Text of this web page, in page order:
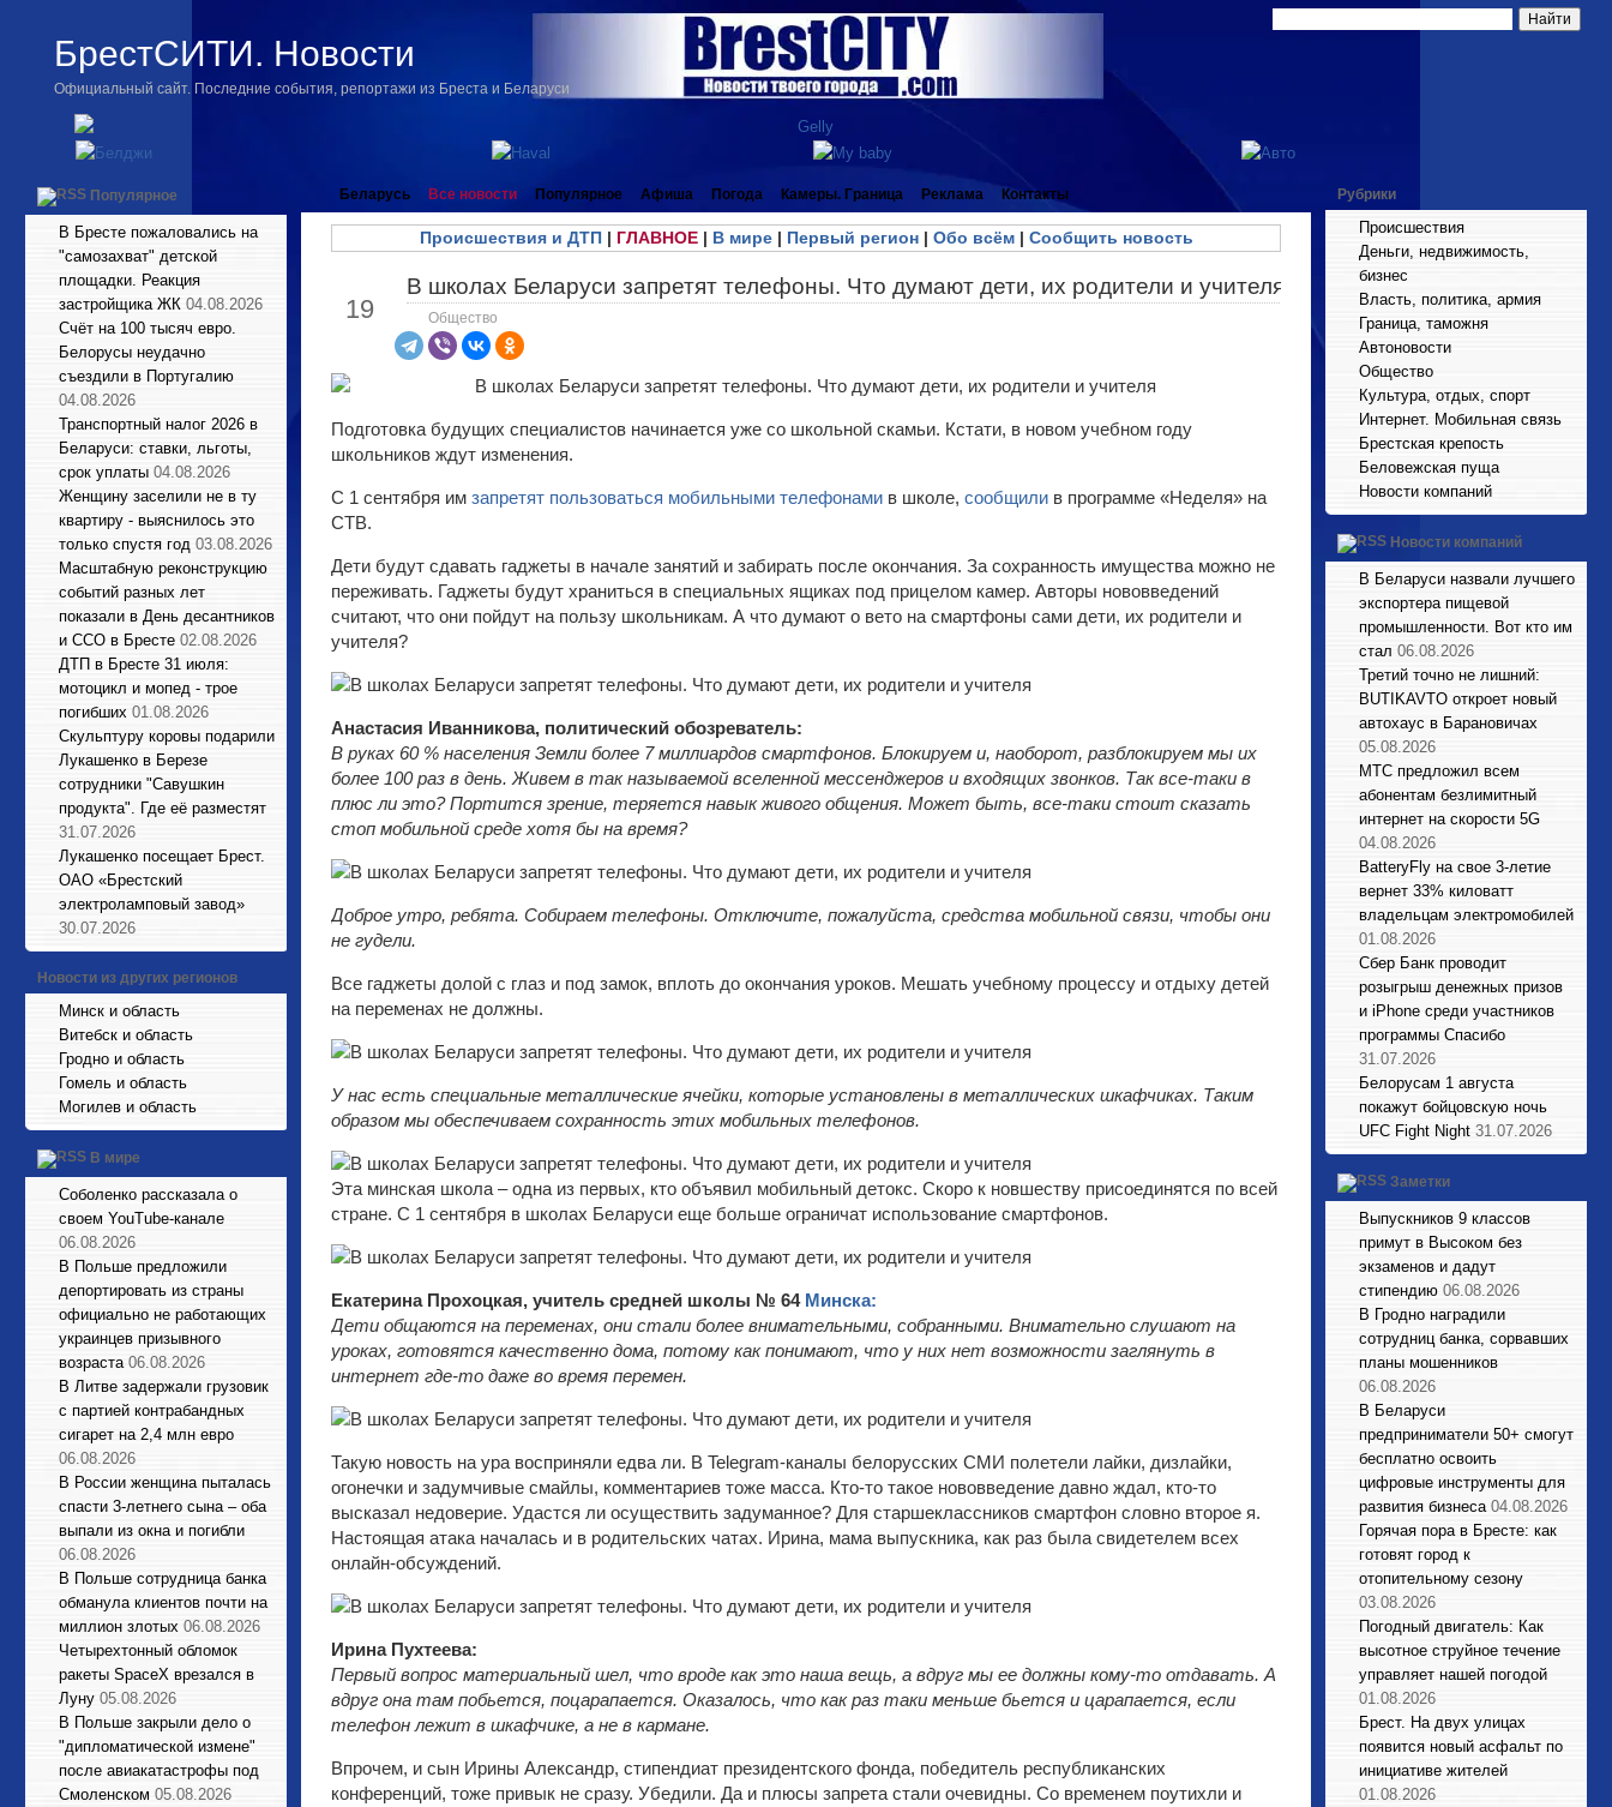
БрестСИТИ. Новости
Официальный сайт. Последние события, репортажи из Бреста и Беларуси
Популярное
В Бресте пожаловались на
"самозахват" детской
площадки. Реакция
застройщика ЖК 04.08.2026
Счёт на 100 тысяч евро.
Белорусы неудачно
съездили в Португалию
04.08.2026
Транспортный налог 2026 в
Беларуси: ставки, льготы,
срок уплаты 04.08.2026
Женщину заселили не в ту
квартиру - выяснилось это
только спустя год 03.08.2026
Масштабную реконструкцию
событий разных лет
показали в День десантников
и ССО в Бресте 02.08.2026
ДТП в Бресте 31 июля:
мотоцикл и мопед - трое
погибших 01.08.2026
Cкульптуру коровы подарили
Лукашенко в Березе
сотрудники "Савушкин
продукта". Где её разместят
31.07.2026
Лукашенко посещает Брест.
ОАО «Брестский
электроламповый завод»
30.07.2026
Новости из других регионов
Минск и область
Витебск и область
Гродно и область
Гомель и область
Могилев и область
В мире
Соболенко рассказала о
своем YouTube-канале
06.08.2026
В Польше предложили
депортировать из страны
официально не работающих
украинцев призывного
возраста 06.08.2026
В Литве задержали грузовик
с партией контрабандных
сигарет на 2,4 млн евро
06.08.2026
В России женщина пыталась
спасти 3-летнего сына – оба
выпали из окна и погибли
06.08.2026
В Польше сотрудница банка
обманула клиентов почти на
миллион злотых 06.08.2026
Четырехтонный обломок
ракеты SpaceX врезался в
Луну 05.08.2026
В Польше закрыли дело о
"дипломатической измене"
после авиакатастрофы под
Смоленском 05.08.2026
Беларусь Все новости Популярное Афиша Погода Камеры. Граница Реклама Контакты
Происшествия и ДТП| ГЛАВНОЕ| В мире| Первый регион| Обо всём| Сообщить новость
19
В школах Беларуси запретят телефоны. Что думают дети, их родители и учителя
Общество
Подготовка будущих специалистов начинается уже со школьной скамьи. Кстати, в новом учебном году
школьников ждут изменения.
С 1 сентября им запретят пользоваться мобильными телефонами в школе, сообщили в программе «Неделя» на
СТВ.
Дети будут сдавать гаджеты в начале занятий и забирать после окончания. За сохранность имущества можно не
переживать. Гаджеты будут храниться в специальных ящиках под прицелом камер. Авторы нововведений
считают, что они пойдут на пользу школьникам. А что думают о вето на смартфоны сами дети, их родители и
учителя?
Анастасия Иванникова, политический обозреватель:
В руках 60 % населения Земли более 7 миллиардов смартфонов. Блокируем и, наоборот, разблокируем мы их
более 100 раз в день. Живем в так называемой вселенной мессенджеров и входящих звонков. Так все-таки в
плюс ли это? Портится зрение, теряется навык живого общения. Может быть, все-таки стоит сказать
стоп мобильной среде хотя бы на время?
Доброе утро, ребята. Собираем телефоны. Отключите, пожалуйста, средства мобильной связи, чтобы они
не гудели.
Все гаджеты долой с глаз и под замок, вплоть до окончания уроков. Мешать учебному процессу и отдыху детей
на переменах не должны.
У нас есть специальные металлические ячейки, которые установлены в металлических шкафчиках. Таким
образом мы обеспечиваем сохранность этих мобильных телефонов.
Эта минская школа – одна из первых, кто объявил мобильный детокс. Скоро к новшеству присоединятся по всей
стране. С 1 сентября в школах Беларуси еще больше ограничат использование смартфонов.
Екатерина Прохоцкая, учитель средней школы № 64 Минска:
Дети общаются на переменах, они стали более внимательными, собранными. Внимательно слушают на
уроках, готовятся качественно дома, потому как понимают, что у них нет возможности заглянуть в
интернет где-то даже во время перемен.
Такую новость на ура восприняли едва ли. В Telegram-каналы белорусских СМИ полетели лайки, дизлайки,
огонечки и задумчивые смайлы, комментариев тоже масса. Кто-то такое нововведение давно ждал, кто-то
высказал недоверие. Удастся ли осуществить задуманное? Для старшеклассников смартфон словно второе я.
Настоящая атака началась и в родительских чатах. Ирина, мама выпускника, как раз была свидетелем всех
онлайн-обсуждений.
Ирина Пухтеева:
Первый вопрос материальный шел, что вроде как это наша вещь, а вдруг мы ее должны кому-то отдавать. А
вдруг она там побьется, поцарапается. Оказалось, что как раз таки меньше бьется и царапается, если
телефон лежит в шкафчике, а не в кармане.
Впрочем, и сын Ирины Александр, стипендиат президентского фонда, победитель республиканских
конференций, тоже привык не сразу. Убедили. Да и плюсы запрета стали очевидны. Со временем поутихли и
Рубрики
Происшествия
Деньги, недвижимость,
бизнес
Власть, политика, армия
Граница, таможня
Автоновости
Общество
Культура, отдых, спорт
Интернет. Мобильная связь
Брестская крепость
Беловежская пуща
Новости компаний
Новости компаний
В Беларуси назвали лучшего
экспортера пищевой
промышленности. Вот кто им
стал 06.08.2026
Третий точно не лишний:
BUTIKAVTO откроет новый
автохаус в Барановичах
05.08.2026
МТС предложил всем
абонентам безлимитный
интернет на скорости 5G
04.08.2026
BatteryFly на свое 3-летие
вернет 33% киловатт
владельцам электромобилей
01.08.2026
Сбер Банк проводит
розыгрыш денежных призов
и iPhone среди участников
программы Спасибо
31.07.2026
Белорусам 1 августа
покажут бойцовскую ночь
UFC Fight Night 31.07.2026
Заметки
Выпускников 9 классов
примут в Высоком без
экзаменов и дадут
стипендию 06.08.2026
В Гродно наградили
сотрудниц банка, сорвавших
планы мошенников
06.08.2026
В Беларуси
предприниматели 50+ смогут
бесплатно освоить
цифровые инструменты для
развития бизнеса 04.08.2026
Горячая пора в Бресте: как
готовят город к
отопительному сезону
03.08.2026
Погодный двигатель: Как
высотное струйное течение
управляет нашей погодой
01.08.2026
Брест. На двух улицах
появится новый асфальт по
инициативе жителей
01.08.2026